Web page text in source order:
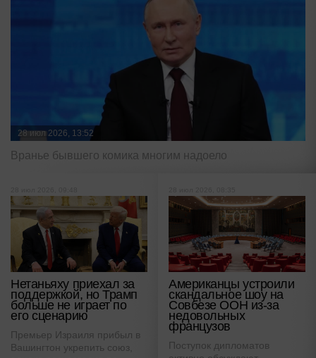
28 июл 2026, 13:52
Вранье бывшего комика многим надоело
Нетаньяху приехал за
поддержкой, но Трамп
больше не играет по
его сценарию
Премьер Израиля прибыл в
Вашингтон укрепить союз,
Американцы устроили
скандальное шоу на
Совбезе ООН из-за
недовольных
французов
Поступок дипломатов